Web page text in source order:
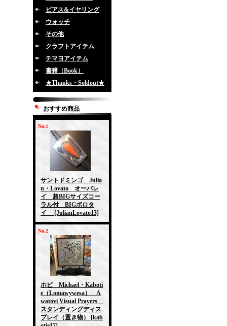
ピアス&イヤリング
ウォッチ
その他
クラフトアイテム
チマヨアイテム
書籍（Book）
★Thanks・Soldout★
おすすめ商品
No.1
サントドミンゴ Julia
n・Lovato オーバレ
イ 超BIGサイズコー
ラル付 BIGボロタ
イ
[JulianLovato13]
No.2
ホピ Michael・Kaboti
e（Lomawywesa） A
watovi Visual Prayers
スタンディングディス
プレイ（置き物）
[kab